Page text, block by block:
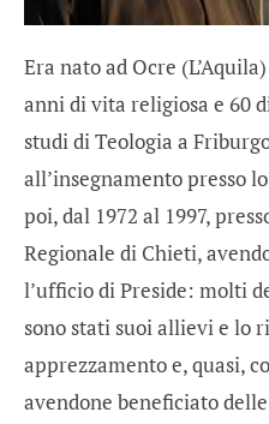
Era nato ad Ocre
anni di vita religiosa e 60
studi di Teologia a
all’insegnamento presso
poi, dal 1972 al 1997,
Regionale di Chieti,
l’ufficio di Preside: molti
sono stati suoi allievi e lo
apprezzamento e, quasi,
avendone beneficiato